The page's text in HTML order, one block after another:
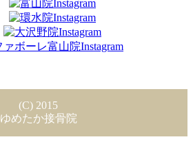
(C) 2015
ゆめたか接骨院